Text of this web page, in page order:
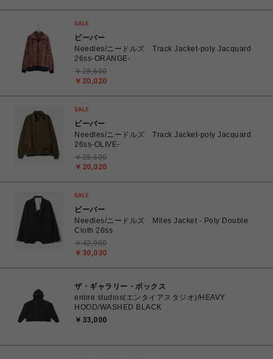
ビーバー
Needles/ニードルズ Track Jacket-poly Jacquard
26ss-ORANGE-
￥20,020
￥28,600
ビーバー
Needles/ニードルズ Track Jacket-poly Jacquard
26ss-OLIVE-
￥20,020
￥28,600
ビーバー
Needles/ニードルズ Miles Jacket - Poly Double
Cloth 26ss
￥30,030
￥42,900
ザ・ギャラリー・ボックス
entire studios(エンタイアスタジオ)/HEAVY
HOOD/WASHED BLACK
￥33,000